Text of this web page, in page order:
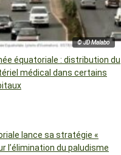
© JD Malabo
équatoriale : distribution du
médical dans certains
lance sa stratégie «
l’élimination du paludisme